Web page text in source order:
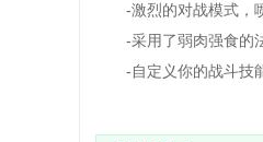
-激烈的对战模式，喷
-采用了弱肉强食的法
-自定义你的战斗技